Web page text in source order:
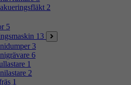
2
5
13
3
6
1
2
1